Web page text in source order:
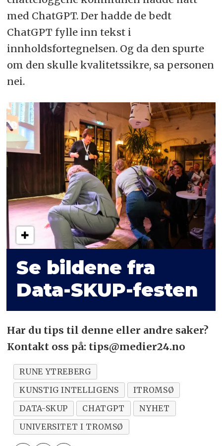
med ChatGPT. Der hadde de bedt
ChatGPT fylle inn tekst i
innholdsfortegnelsen. Og da den spurte
om den skulle kvalitetssikre, sa personen
nei.
Se bildene fra
Data-SKUP-festen
Har du tips til denne eller andre saker?
Kontakt oss på: tips@medier24.no
RUNE YTREBERG
KUNSTIG INTELLIGENS
ITROMSØ
DATA-SKUP
CHATGPT
NYHET
UNIVERSITET I TROMSØ